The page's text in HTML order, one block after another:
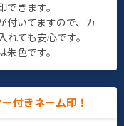
できます。
付いてますので、カ
れても安心です。
朱色です。
付きネーム印！